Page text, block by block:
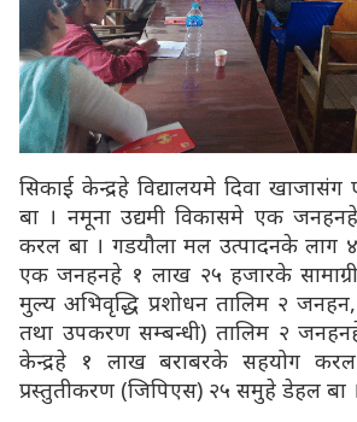
सिकाई केन्द्रहे विद्यालयमे दिवा
बा । नमूना उद्यमी विकासमे एक
करल बा । गडयौला मल उत्पादनके
एक जनहनहे १ लाख २५ हजारके
मुल्य अभिवृद्धि प्रशोधन तालिम २ जनहन,
तथा उपकरण सम्बन्धी) तालिम २
केन्द्रहे १ लाख बराबरके सहयोग
प्रस्तुतीकरण (जिपिएस) २५ समुहे डेहल बा ।